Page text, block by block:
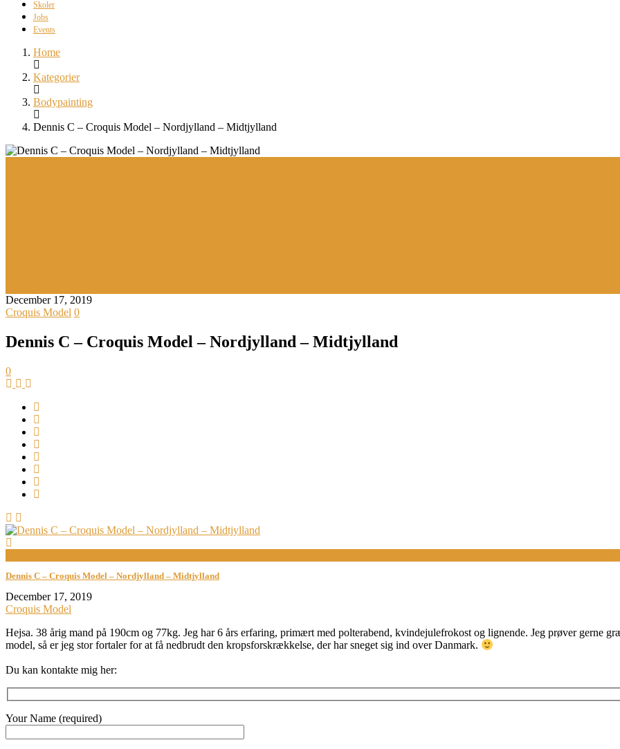
Skoler
Jobs
Events
Home
Kategorier
Bodypainting
Dennis C – Croquis Model – Nordjylland – Midtjylland
December 17, 2019
Croquis Model 0
Dennis C – Croquis Model – Nordjylland – Midtjylland
0
Dennis C – Croquis Model – Nordjylland – Midtjylland
December 17, 2019
Croquis Model
Hejsa. 38 årig mand på 190cm og 77kg. Jeg har 6 års erfaring, primært med polterabend, kvindejulefrokost og lignende. Jeg prøver gerne
model, så er jeg stor fortaler for at få nedbrudt den kropsforskrækkelse, der har sneget sig ind over Danmark.
Du kan kontakte mig her:
Your Name (required)